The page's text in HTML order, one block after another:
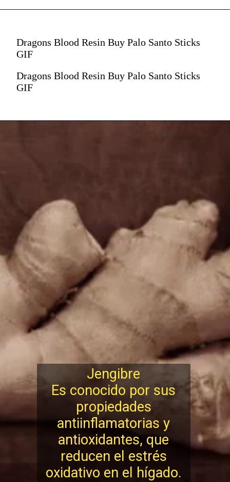
Dragons Blood Resin Buy Palo Santo Sticks
GIF
Dragons Blood Resin Buy Palo Santo Sticks
GIF
Jengibre
Es conocido por sus
propiedades
antiinflamatorias y
antioxidantes, que
reducen el estrés
oxidativo en el hígado.